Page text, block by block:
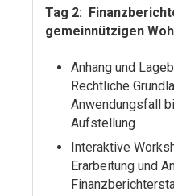
Tag 2:
gemeinnützigen
Anhang und
Rechtliche
Anwendungsfall
Aufstellung
Interaktive
Erarbeitung und